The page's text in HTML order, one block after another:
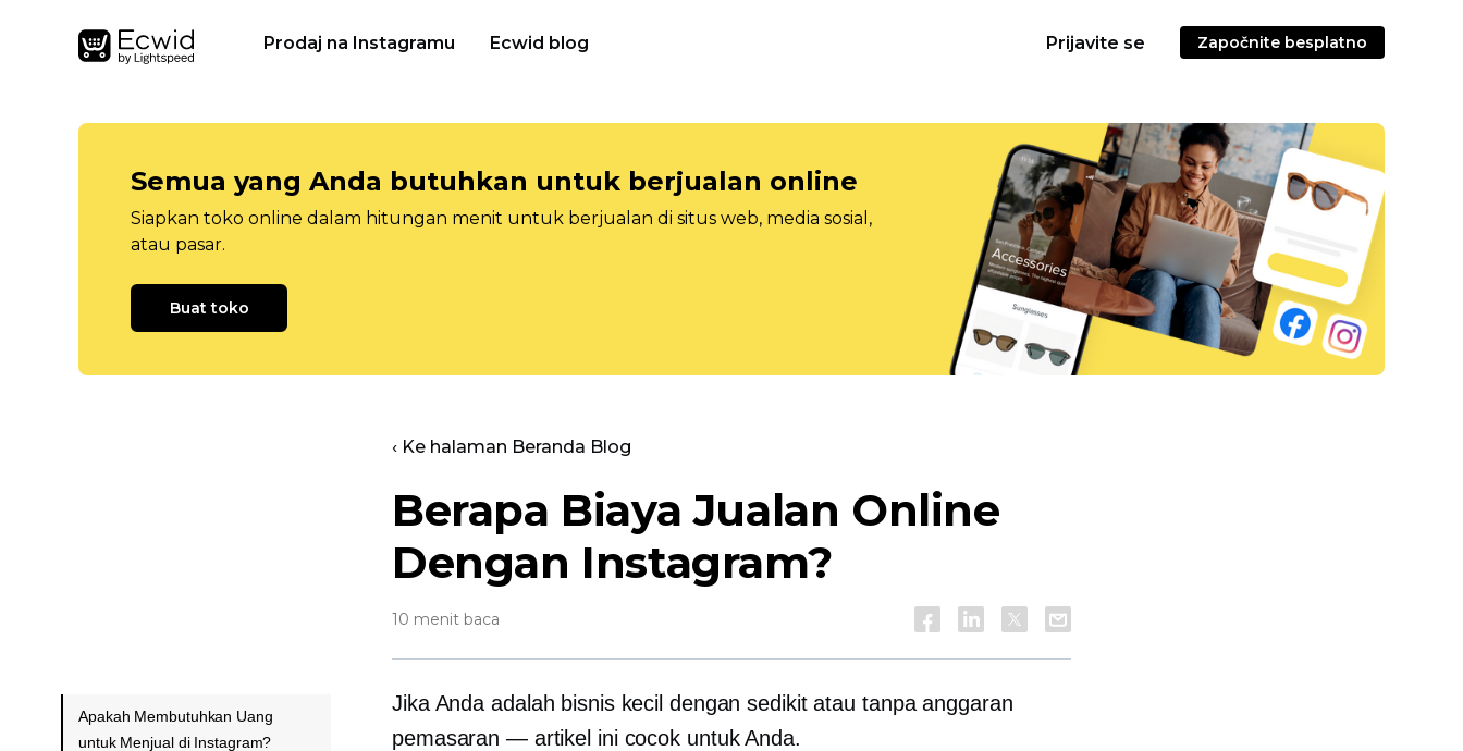
Prodaj na Instagramu Ecwid blog Prijavite se Započnite besplatno
Semua yang Anda butuhkan untuk berjualan online
Siapkan toko online dalam hitungan menit untuk berjualan di situs web, media sosial,
atau pasar.
Buat toko
‹ Ke halaman Beranda Blog
Berapa Biaya Jualan Online
Dengan Instagram?
10 menit baca
Jika Anda adalah bisnis kecil dengan sedikit atau tanpa anggaran
pemasaran — artikel ini cocok untuk Anda.
Apakah Membutuhkan Uang
untuk Menjual di Instagram?